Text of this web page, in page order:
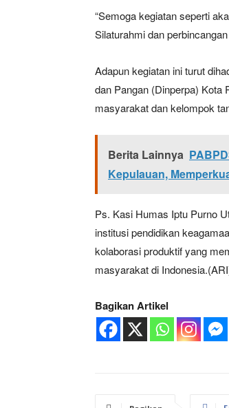
“Semoga kegiatan seperti
Silaturahmi dan
Adapun kegiatan ini turut
dan Pangan (Dinperpa) Kota
masyarakat dan kelompok
Berita Lainnya
Kepulauan,
Ps. Kasi Humas Iptu Purno
institusi pendidikan
kolaborasi produktif yang
masyarakat di
Bagikan Artikel